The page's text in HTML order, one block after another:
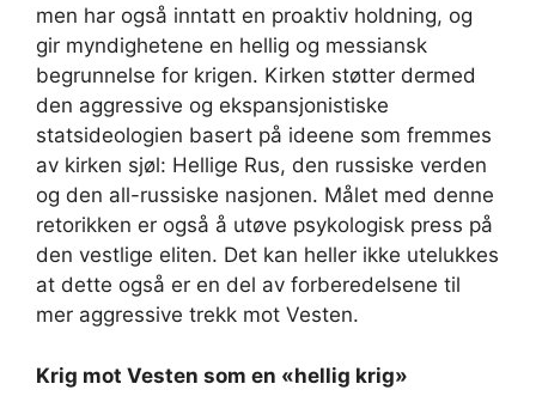
men har også inntatt en proaktiv holdning, og
gir myndighetene en hellig og messiansk
begrunnelse for krigen. Kirken støtter dermed
den aggressive og ekspansjonistiske
statsideologien basert på ideene som fremmes
av kirken sjøl: Hellige Rus, den russiske verden
og den all-russiske nasjonen. Målet med denne
retorikken er også å utøve psykologisk press på
den vestlige eliten. Det kan heller ikke utelukkes
at dette også er en del av forberedelsene til
mer aggressive trekk mot Vesten.
Krig mot Vesten som en «hellig krig»